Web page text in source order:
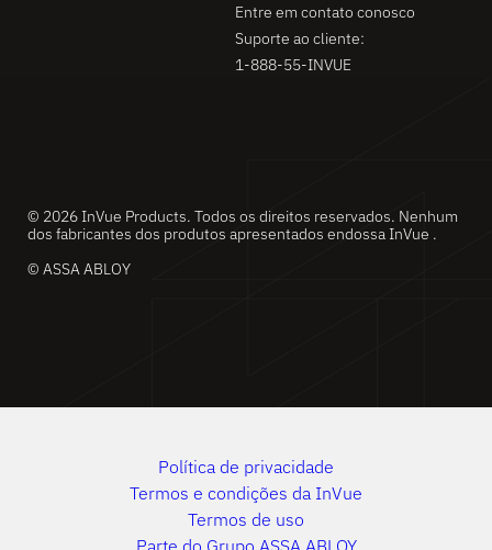
Entre em contato conosco
Suporte ao cliente:
1-888-55-INVUE
© 2026 InVue Products. Todos os direitos reservados. Nenhum
dos fabricantes dos produtos apresentados endossa InVue .
© ASSA ABLOY
Política de privacidade
Termos e condições da InVue
Termos de uso
Parte do Grupo ASSA ABLOY